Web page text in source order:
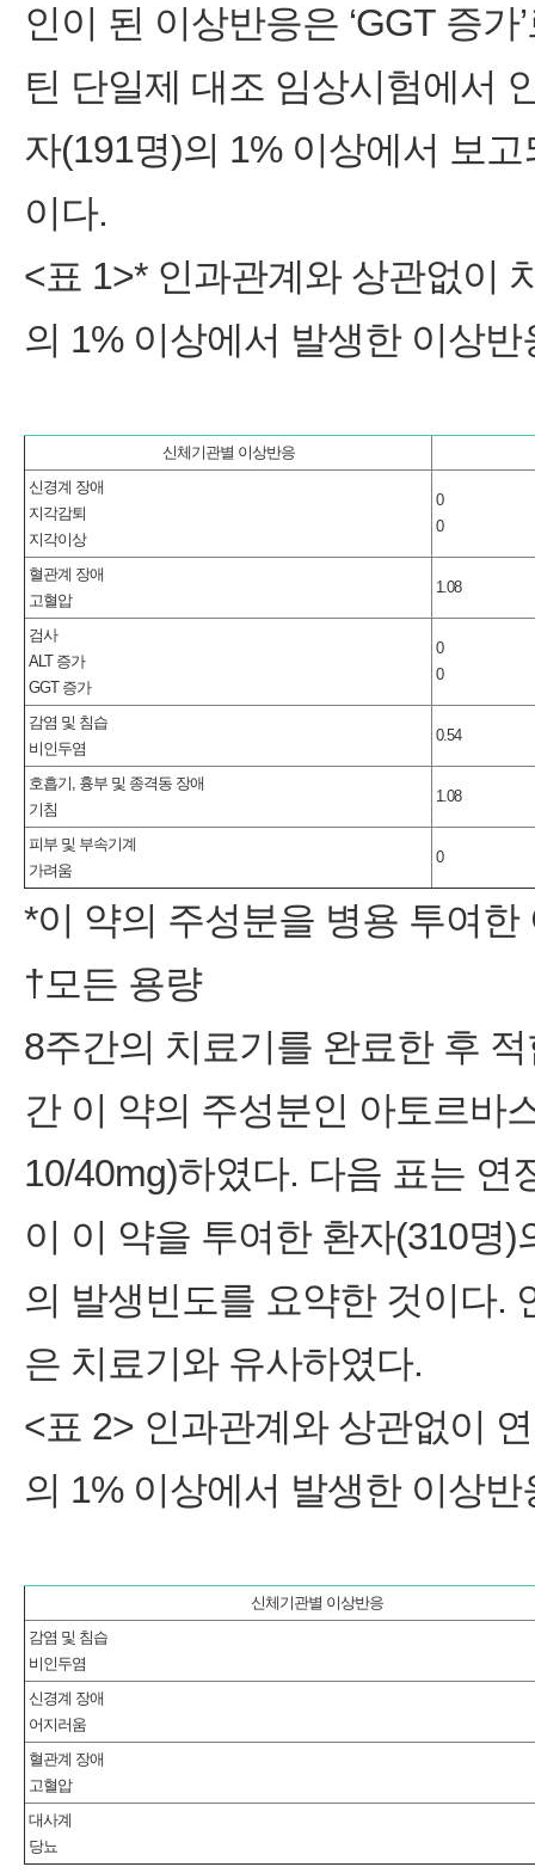
인이 된 이상반응은 ‘GGT 증
틴 단일제 대조 임상시험에서
자(191명)의 1% 이상에서 보
이다.
<표 1>* 인과관계와 상관없이
의 1% 이상에서 발생한 이상반
신체기관별 이상반응
신경계 장애
지각감퇴
지각이상
0
0
혈관계 장애
고혈압
1.08
검사
ALT 증가
GGT 증가
0
0
감염 및 침습
비인두염
0.54
호흡기, 흉부 및 종격동 장애
기침
1.08
피부 및 부속기계
가려움
0
*이 약의 주성분을 병용 투여
†모든 용량
8주간의 치료기를 완료한 후
간 이 약의 주성분인 아토르바
10/40mg)하였다. 다음 표는
이 이 약을 투여한 환자(310명
의 발생빈도를 요약한 것이다.
은 치료기와 유사하였다.
<표 2> 인과관계와 상관없이
의 1% 이상에서 발생한 이상반
신체기관별 이상반응
감염 및 침습
비인두염
신경계 장애
어지러움
혈관계 장애
고혈압
대사계
당뇨